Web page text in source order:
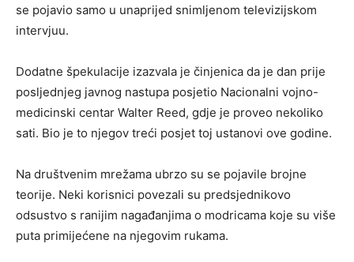
se pojavio samo u unaprijed snimljenom televizijskom
intervjuu.
Dodatne špekulacije izazvala je činjenica da je dan prije
posljednjeg javnog nastupa posjetio Nacionalni vojno-
medicinski centar Walter Reed, gdje je proveo nekoliko
sati. Bio je to njegov treći posjet toj ustanovi ove godine.
Na društvenim mrežama ubrzo su se pojavile brojne
teorije. Neki korisnici povezali su predsjednikovo
odsustvo s ranijim nagađanjima o modricama koje su više
puta primijećene na njegovim rukama.